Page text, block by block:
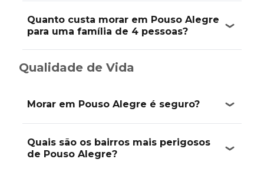
Quanto custa morar em Pouso Alegre
para uma família de 4 pessoas?
Qualidade de Vida
Morar em Pouso Alegre é seguro?
Quais são os bairros mais perigosos
de Pouso Alegre?